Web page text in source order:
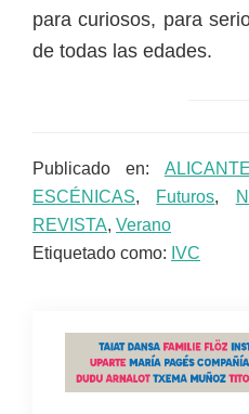
para curiosos, para
de todas las edades.
Publicado en:
ESCÉNICAS, Futuros,
REVISTA, Verano
Etiquetado como: IVC